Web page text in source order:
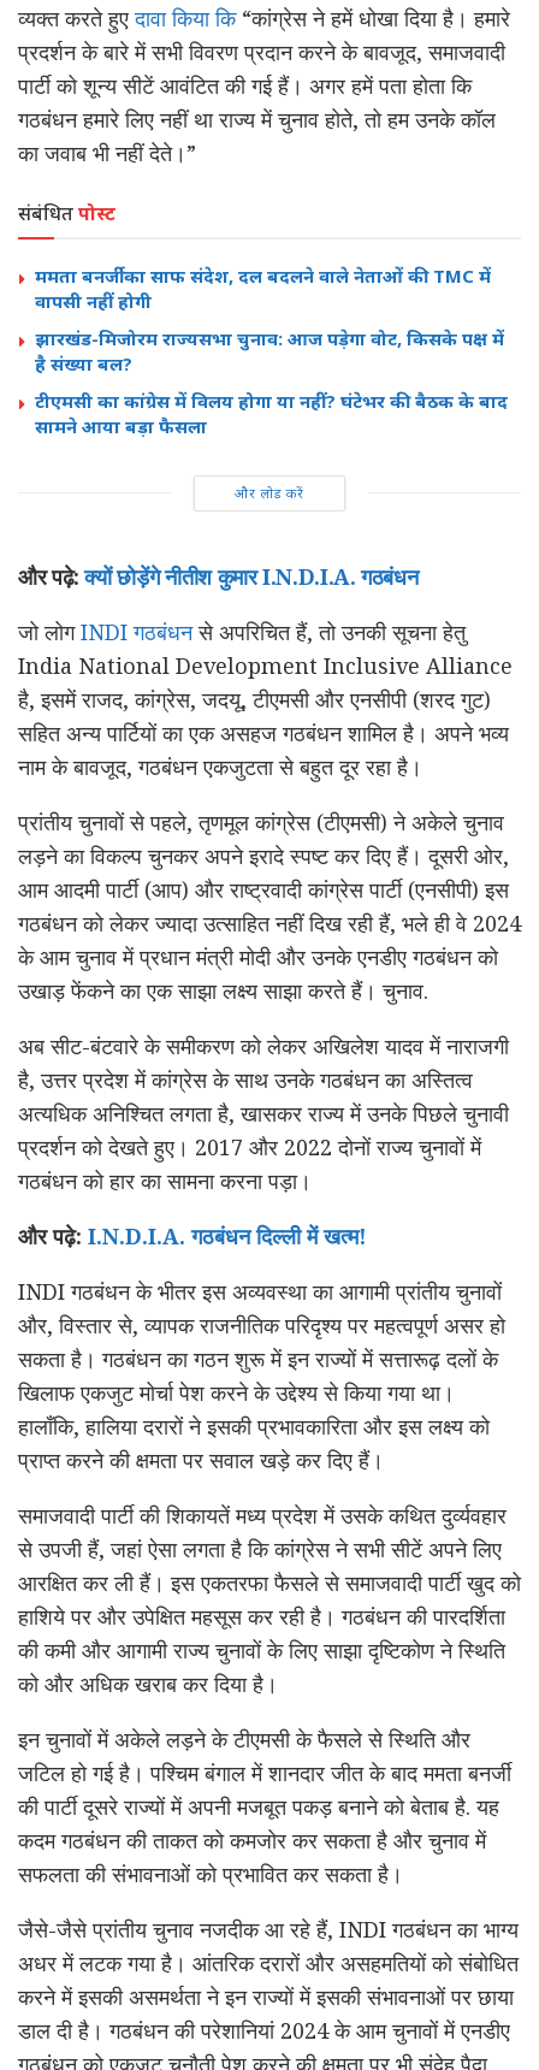
व्यक्त करते हुएदावा किया कि“कांग्रेस ने हमें धोखा दिया है। हमारे
प्रदर्शन के बारे में सभी विवरण प्रदान करने के बावजूद, समाजवादी
पार्टी को शून्य सीटें आवंटित की गई हैं। अगर हमें पता होता कि
गठबंधन हमारे लिए नहीं था राज्य में चुनाव होते, तो हम उनके कॉल
का जवाब भी नहीं देते।”
संबंधितपोस्ट
ममता बनर्जी का साफ संदेश, दल बदलने वाले नेताओं की TMC में
वापसी नहीं होगी
झारखंड-मिजोरम राज्यसभा चुनाव: आज पड़ेगा वोट, किसके पक्ष में
है संख्या बल?
टीएमसी का कांग्रेस में विलय होगा या नहीं? घंटेभर की बैठक के बाद
सामने आया बड़ा फैसला
और लोड करें
और पढ़े:क्यों छोड़ेंगे नीतीश कुमार I.N.D.I.A. गठबंधन
जो लोगINDI गठबंधनसे अपरिचित हैं, तो उनकी सूचना हेतु
India National Development Inclusive Alliance
है, इसमें राजद, कांग्रेस, जदयू, टीएमसी और एनसीपी (शरद गुट)
सहित अन्य पार्टियों का एक असहज गठबंधन शामिल है। अपने भव्य
नाम के बावजूद, गठबंधन एकजुटता से बहुत दूर रहा है।
प्रांतीय चुनावों से पहले, तृणमूल कांग्रेस (टीएमसी) ने अकेले चुनाव
लड़ने का विकल्प चुनकर अपने इरादे स्पष्ट कर दिए हैं। दूसरी ओर,
आम आदमी पार्टी (आप) और राष्ट्रवादी कांग्रेस पार्टी (एनसीपी) इस
गठबंधन को लेकर ज्यादा उत्साहित नहीं दिख रही हैं, भले ही वे 2024
के आम चुनाव में प्रधान मंत्री मोदी और उनके एनडीए गठबंधन को
उखाड़ फेंकने का एक साझा लक्ष्य साझा करते हैं। चुनाव.
अब सीट-बंटवारे के समीकरण को लेकर अखिलेश यादव में नाराजगी
है, उत्तर प्रदेश में कांग्रेस के साथ उनके गठबंधन का अस्तित्व
अत्यधिक अनिश्चित लगता है, खासकर राज्य में उनके पिछले चुनावी
प्रदर्शन को देखते हुए। 2017 और 2022 दोनों राज्य चुनावों में
गठबंधन को हार का सामना करना पड़ा।
और पढ़े: I.N.D.I.A. गठबंधन दिल्ली में खत्म!
INDI गठबंधन के भीतर इस अव्यवस्था का आगामी प्रांतीय चुनावों
और, विस्तार से, व्यापक राजनीतिक परिदृश्य पर महत्वपूर्ण असर हो
सकता है। गठबंधन का गठन शुरू में इन राज्यों में सत्तारूढ़ दलों के
खिलाफ एकजुट मोर्चा पेश करने के उद्देश्य से किया गया था।
हालाँकि, हालिया दरारों ने इसकी प्रभावकारिता और इस लक्ष्य को
प्राप्त करने की क्षमता पर सवाल खड़े कर दिए हैं।
समाजवादी पार्टी की शिकायतें मध्य प्रदेश में उसके कथित दुर्व्यवहार
से उपजी हैं, जहां ऐसा लगता है कि कांग्रेस ने सभी सीटें अपने लिए
आरक्षित कर ली हैं। इस एकतरफा फैसले से समाजवादी पार्टी खुद को
हाशिये पर और उपेक्षित महसूस कर रही है। गठबंधन की पारदर्शिता
की कमी और आगामी राज्य चुनावों के लिए साझा दृष्टिकोण ने स्थिति
को और अधिक खराब कर दिया है।
इन चुनावों में अकेले लड़ने के टीएमसी के फैसले से स्थिति और
जटिल हो गई है। पश्चिम बंगाल में शानदार जीत के बाद ममता बनर्जी
की पार्टी दूसरे राज्यों में अपनी मजबूत पकड़ बनाने को बेताब है. यह
कदम गठबंधन की ताकत को कमजोर कर सकता है और चुनाव में
सफलता की संभावनाओं को प्रभावित कर सकता है।
जैसे-जैसे प्रांतीय चुनाव नजदीक आ रहे हैं, INDI गठबंधन का भाग्य
अधर में लटक गया है। आंतरिक दरारों और असहमतियों को संबोधित
करने में इसकी असमर्थता ने इन राज्यों में इसकी संभावनाओं पर छाया
डाल दी है। गठबंधन की परेशानियां 2024 के आम चुनावों में एनडीए
गठबंधन को एकजुट चुनौती पेश करने की क्षमता पर भी संदेह पैदा